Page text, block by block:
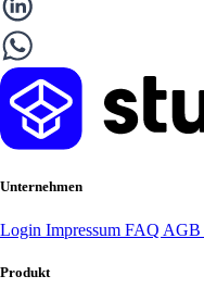
Unternehmen
Login Impressum FAQ AGB
Produkt